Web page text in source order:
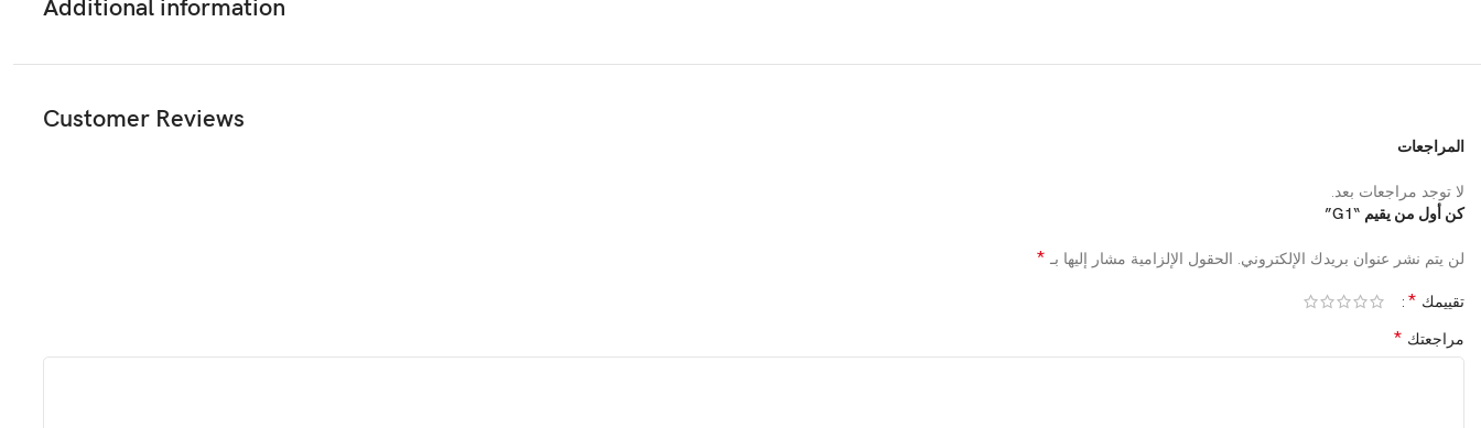
Additional information
Customer Reviews
المراجعات
لا توجد مراجعات بعد.
كن أول من يقيم “G1”
لن يتم نشر عنوان بريدك الإلكتروني. الحقول الإلزامية مشار إليها بـ *
تقييمك *
مراجعتك *